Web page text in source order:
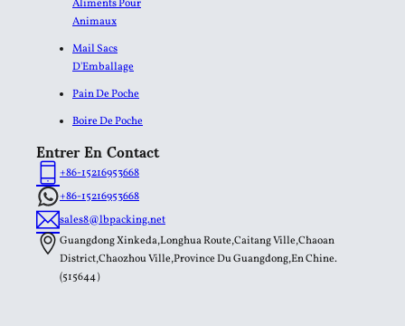
Aliments Pour
Animaux
Mail Sacs
D'Emballage
Pain De Poche
Boire De Poche
Entrer En Contact
+86-15216953668
+86-15216953668
sales8@lbpacking.net
Guangdong Xinkeda,Longhua Route,Caitang Ville,Chaoan
District,Chaozhou Ville,Province Du Guangdong,En Chine.
(515644）